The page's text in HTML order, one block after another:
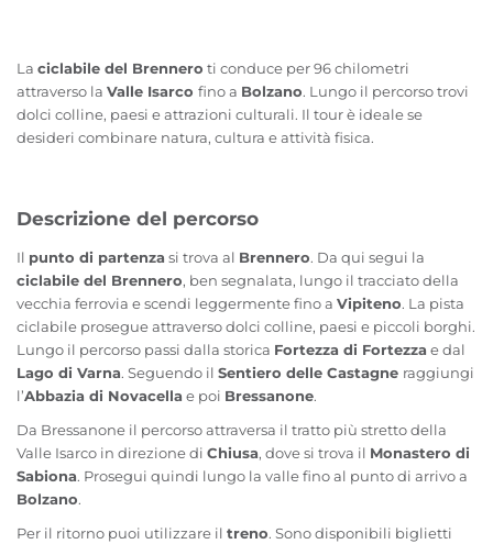
La ciclabile del Brennero ti conduce per 96 chilometri
attraverso la Valle Isarco fino a Bolzano. Lungo il percorso trovi
dolci colline, paesi e attrazioni culturali. Il tour è ideale se
desideri combinare natura, cultura e attività fisica.
Descrizione del percorso
Il punto di partenza si trova al Brennero. Da qui segui la
ciclabile del Brennero, ben segnalata, lungo il tracciato della
vecchia ferrovia e scendi leggermente fino a Vipiteno. La pista
ciclabile prosegue attraverso dolci colline, paesi e piccoli borghi.
Lungo il percorso passi dalla storica Fortezza di Fortezza e dal
Lago di Varna. Seguendo il Sentiero delle Castagne raggiungi
l’Abbazia di Novacella e poi Bressanone.
Da Bressanone il percorso attraversa il tratto più stretto della
Valle Isarco in direzione di Chiusa, dove si trova il Monastero di
Sabiona. Prosegui quindi lungo la valle fino al punto di arrivo a
Bolzano.
Per il ritorno puoi utilizzare il treno. Sono disponibili biglietti